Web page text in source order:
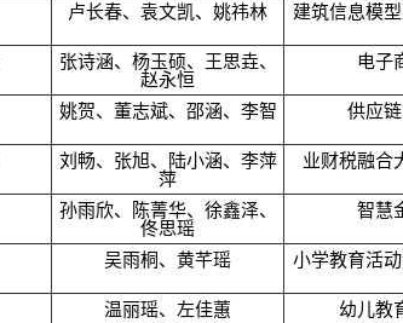
卢长春、袁文凯、姚祎林 建筑信息模
张诗涵、杨玉硕、王思垚、
赵永恒
电子
姚贺、董志斌、邵涵、李智 供应
刘畅、张旭、陆小涵、李萍
萍
业财税融合
孙雨欣、陈菁华、徐鑫泽、
佟思瑶
智慧
吴雨桐、黄芊瑶 小学教育活
温丽瑶、左佳蕙 幼儿教